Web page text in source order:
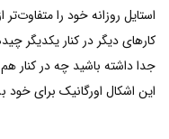
استایل روزانه خود را متفاوت‌تر
کارهای دیگر در کنار یکدیگر
جدا داشته باشید چه در کنار
این اشکال اورگانیک برای خود